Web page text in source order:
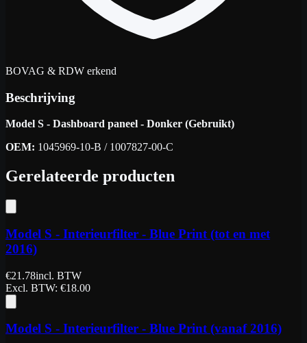
BOVAG & RDW erkend
Beschrijving
Model S - Dashboard paneel - Donker (Gebruikt)
OEM: 1045969-10-B / 1007827-00-C
Gerelateerde producten
Model S - Interieurfilter - Blue Print (tot en met
2016)
€21.78incl. BTW
Excl. BTW: €18.00
Model S - Interieurfilter - Blue Print (vanaf 2016)